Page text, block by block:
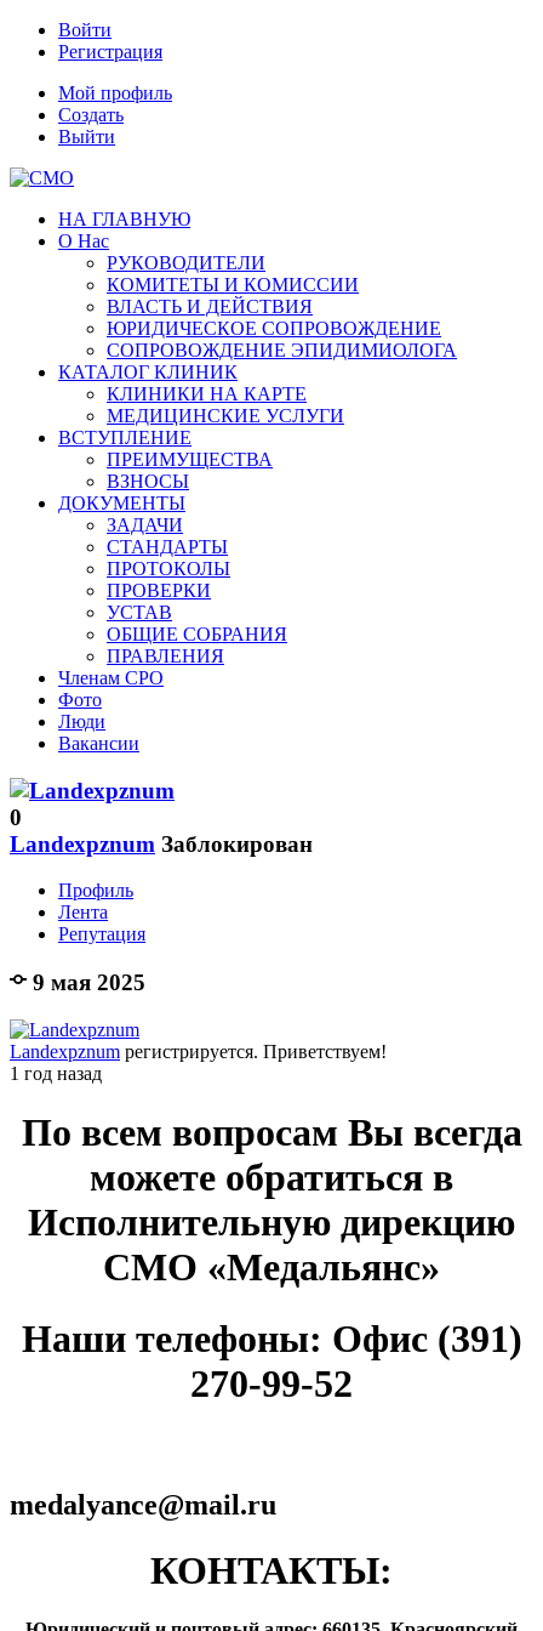
Войти
Регистрация
Мой профиль
Создать
Выйти
НА ГЛАВНУЮ
О Нас
РУКОВОДИТЕЛИ
КОМИТЕТЫ И КОМИССИИ
ВЛАСТЬ И ДЕЙСТВИЯ
ЮРИДИЧЕСКОЕ СОПРОВОЖДЕНИЕ
СОПРОВОЖДЕНИЕ ЭПИДИМИОЛОГА
КАТАЛОГ КЛИНИК
КЛИНИКИ НА КАРТЕ
МЕДИЦИНСКИЕ УСЛУГИ
ВСТУПЛЕНИЕ
ПРЕИМУЩЕСТВА
ВЗНОСЫ
ДОКУМЕНТЫ
ЗАДАЧИ
СТАНДАРТЫ
ПРОТОКОЛЫ
ПРОВЕРКИ
УСТАВ
ОБЩИЕ СОБРАНИЯ
ПРАВЛЕНИЯ
Членам СРО
Фото
Люди
Вакансии
0
Landexpznum Заблокирован
Профиль
Лента
Репутация
9 мая 2025
Landexpznum регистрируется. Приветствуем!
1 год назад
По всем вопросам Вы всегда
можете обратиться в
Исполнительную дирекцию
СМО «Медальянс»
Наши телефоны: Офис (391)
270-99-52
medalyance@mail.ru
КОНТАКТЫ: